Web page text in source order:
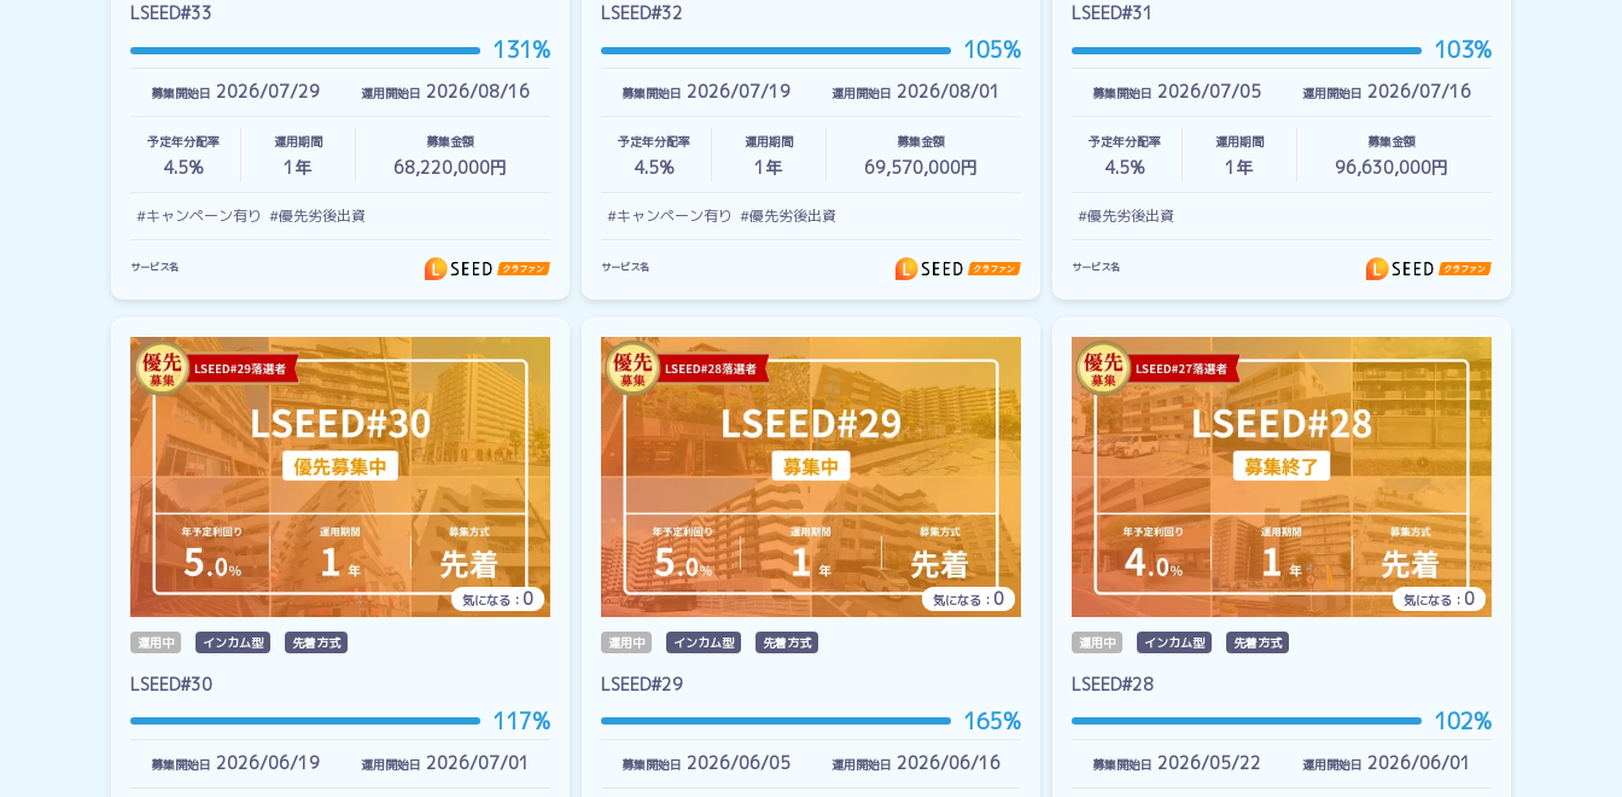
LSEED#33
131%
募集開始日 2026/07/29 運用開始日 2026/08/16
予定年分配率
4.5%
運用期間
1 年
募集金額
68,220,000円
#キャンペーン有り #優先劣後出資
サービス名
LSEED#32
105%
募集開始日 2026/07/19 運用開始日 2026/08/01
予定年分配率
4.5%
運用期間
1 年
募集金額
69,570,000円
#キャンペーン有り #優先劣後出資
サービス名
LSEED#31
103%
募集開始日 2026/07/05 運用開始日 2026/07/16
予定年分配率
4.5%
運用期間
1 年
募集金額
96,630,000円
#優先劣後出資
サービス名
気になる： 0
運用中 インカム型 先着方式
LSEED#30
117%
募集開始日 2026/06/19 運用開始日 2026/07/01
気になる： 0
運用中 インカム型 先着方式
LSEED#29
165%
募集開始日 2026/06/05 運用開始日 2026/06/16
気になる： 0
運用中 インカム型 先着方式
LSEED#28
102%
募集開始日 2026/05/22 運用開始日 2026/06/01